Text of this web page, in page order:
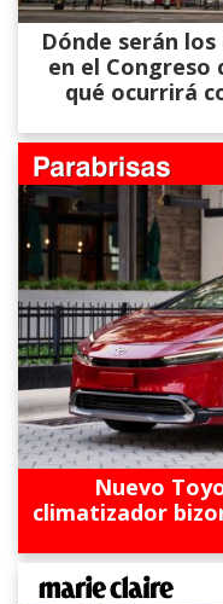
Dónde serán
en el Congreso
qué ocurrirá
Nuevo
climatizador